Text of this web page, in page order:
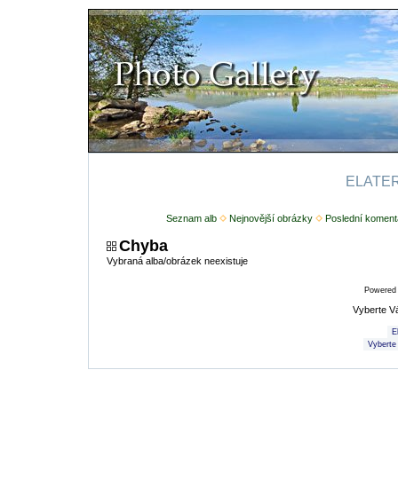
Seznam alb Nejnovější obrázky Poslední
Chyba
Vybraná alba/obrázek neexistuje
Vyberte